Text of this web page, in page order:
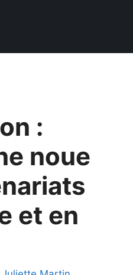
:
noue
et en